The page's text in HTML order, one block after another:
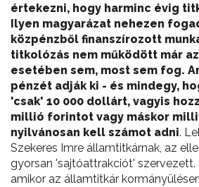
értekezni, hogy harminc évig
Ilyen magyarázat nehezen
közpénzből finanszírozott
titkolózás nem működött már
esetében sem, most sem fog.
pénzét adják ki - és mindegy,
'csak' 10 000 dollárt, vagyis
millió forintot vagy máskor
nyilvánosan kell számot adni.
Szekeres Imre államtitkárnak, az
gyorsan 'sajtóattrakciót' szervezett.
amikor az államtitkár